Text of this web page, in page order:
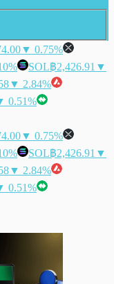
▼ 0.75%
SOL฿2,426.91 ▼
▼ 2.84%
0.51%
▼ 0.75%
SOL฿2,426.91 ▼
▼ 2.84%
0.51%